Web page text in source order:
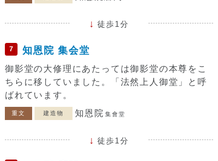
徒歩1分
7 知恩院 集会堂
御影堂の大修理にあたっては御影堂の本尊をこ
ちらに移していました。「法然上人御堂」と呼
ばれています。
重文 建造物 知恩院 集會堂
徒歩1分